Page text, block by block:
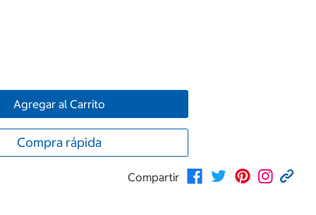
Agregar al Carrito
Compra rápida
Compartir